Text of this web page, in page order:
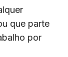
que parte
por